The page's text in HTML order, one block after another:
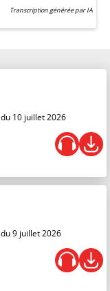
Transcription générée par IA
10 juillet 2026
9 juillet 2026